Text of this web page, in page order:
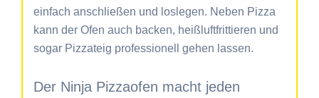
einfach anschließen und loslegen. Neben Pizza
kann der Ofen auch backen, heißluftfrittieren und
sogar Pizzateig professionell gehen lassen.
Der Ninja Pizzaofen macht jeden